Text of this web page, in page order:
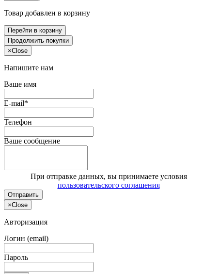
Товар добавлен в корзину
Перейти в корзину
Продолжить покупки
×Close
Напишите нам
Ваше имя
E-mail*
Телефон
Ваше сообщение
При отправке данных, вы принимаете условия
пользовательского соглашения
Отправить
×Close
Авторизация
Логин (email)
Пароль